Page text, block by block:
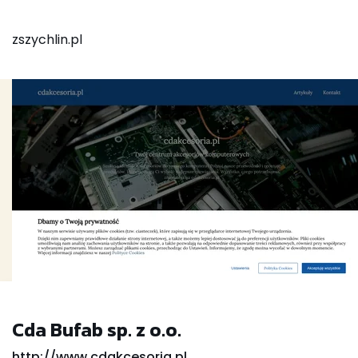
zszychlin.pl
Cda Bufab sp. z o.o.